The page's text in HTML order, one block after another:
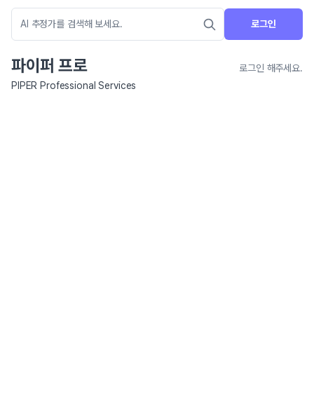
로그인
파이퍼 프로
로그인 해주세요.
PIPER Professional Services